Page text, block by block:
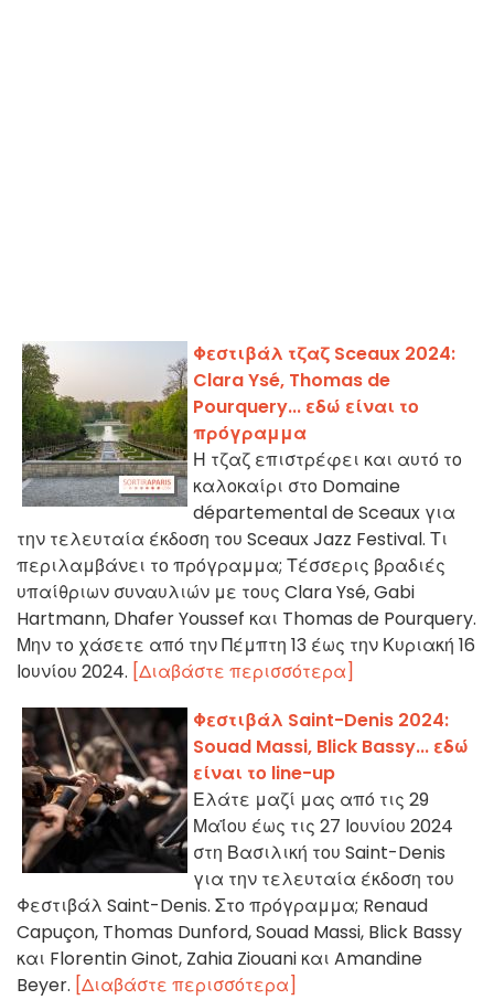
Φεστιβάλ τζαζ Sceaux 2024:
Clara Ysé, Thomas de
Pourquery... εδώ είναι το
πρόγραμμα
Η τζαζ επιστρέφει και αυτό το
καλοκαίρι στο Domaine
départemental de Sceaux για
την τελευταία έκδοση του Sceaux Jazz Festival. Τι
περιλαμβάνει το πρόγραμμα; Τέσσερις βραδιές
υπαίθριων συναυλιών με τους Clara Ysé, Gabi
Hartmann, Dhafer Youssef και Thomas de Pourquery.
Μην το χάσετε από την Πέμπτη 13 έως την Κυριακή 16
Ιουνίου 2024. [Διαβάστε περισσότερα]
Φεστιβάλ Saint-Denis 2024:
Souad Massi, Blick Bassy... εδώ
είναι το line-up
Ελάτε μαζί μας από τις 29
Μαΐου έως τις 27 Ιουνίου 2024
στη Βασιλική του Saint-Denis
για την τελευταία έκδοση του
Φεστιβάλ Saint-Denis. Στο πρόγραμμα; Renaud
Capuçon, Thomas Dunford, Souad Massi, Blick Bassy
και Florentin Ginot, Zahia Ziouani και Amandine
Beyer. [Διαβάστε περισσότερα]